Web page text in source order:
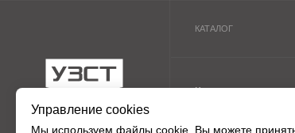
Управление cookies
Мы используем файлы cookie . Вы можете